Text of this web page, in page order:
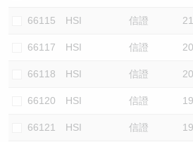
66115 HSI 信證
66117 HSI 信證
66118 HSI 信證
66120 HSI 信證
66121 HSI 信證